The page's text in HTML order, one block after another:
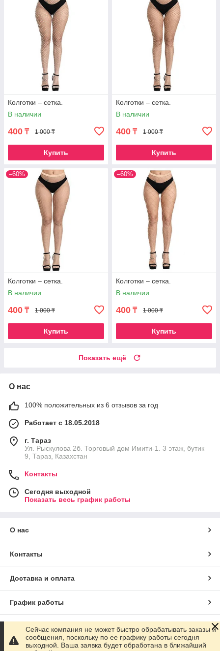
Колготки – сетка.
В наличии
400 ₸ 1 000 ₸
Купить
Колготки – сетка.
В наличии
400 ₸ 1 000 ₸
Купить
–60%
Колготки – сетка.
В наличии
400 ₸ 1 000 ₸
Купить
–60%
Колготки – сетка.
В наличии
400 ₸ 1 000 ₸
Купить
Показать ещё
О нас
100% положительных из 6 отзывов за год
Работает с 18.05.2018
г. Тараз
Ул. Рыскулова 2б. Торговый дом Имити-1. 3 этаж, бутик
9, Тараз, Казахстан
Контакты
Сегодня выходной
Показать весь график работы
О нас
Контакты
Доставка и оплата
График работы
Полная версия сайта
Сейчас компания не может быстро обрабатывать заказы и
сообщения, поскольку по ее графику работы сегодня
выходной. Ваша заявка будет обработана в ближайший